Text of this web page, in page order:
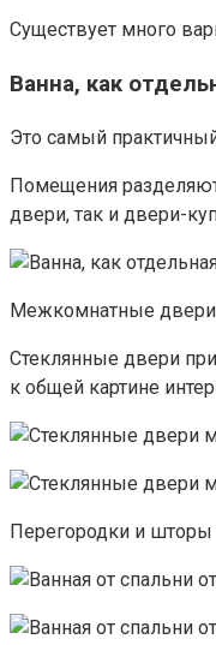
Существует много
Ванна, как
Это самый
Помещения
двери, так и двери-
Межкомнатные двери
Стеклянные двери
к общей картине
Перегородки и шторы